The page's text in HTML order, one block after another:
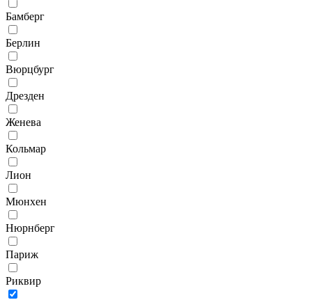
Бамберг
Берлин
Вюрцбург
Дрезден
Женева
Кольмар
Лион
Мюнхен
Нюрнберг
Париж
Риквир